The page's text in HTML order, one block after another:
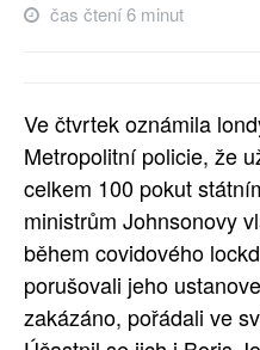
AUTOŘI
SOCIÁLNÍ SÍTĚ
RUBRIKY
PLNÁ VERZE STRÁNEK
čas čtení 6 minut
Ve čtvrtek oznámila
Metropolitní policie, že
celkem 100 pokut
ministrům Johnsonovy
během covidového
porušovali jeho
zakázáno, pořádali ve